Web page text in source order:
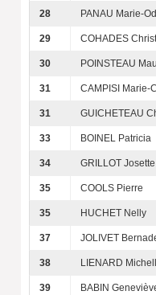
28 PANAU Marie-
29 COHADES
30 POINSTEAU
31 CAMPISI Marie-
31 GUICHETEAU
33 BOINEL Patricia
34 GRILLOT Josette
35 COOLS Pierre
35 HUCHET Nelly
37 JOLIVET
38 LIENARD
39 BABIN